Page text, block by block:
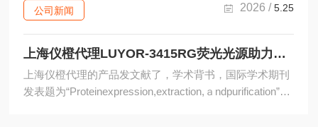
公司新闻 2026 /5.25
上海仪橙代理LUYOR-3415RG荧光光源助力植物蛋白表达研究见刊
上海仪橙代理的产品发文献了，学术背书，国际学术期刊
发表题为“Proteinexpression,extraction,ａndpurification”的